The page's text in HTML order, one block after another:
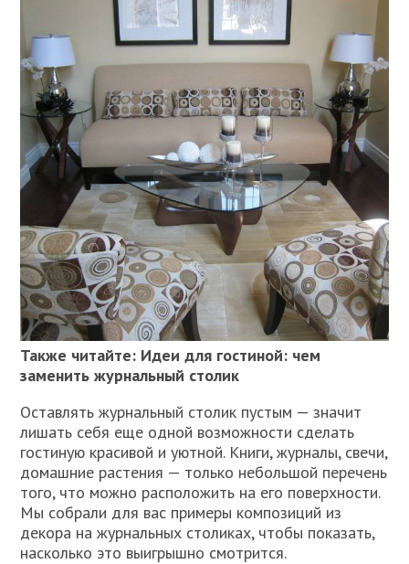
Также читайте: Идеи для гостиной: чем
заменить журнальный столик
Оставлять журнальный столик пустым — значит
лишать себя еще одной возможности сделать
гостиную красивой и уютной. Книги, журналы, свечи,
домашние растения — только небольшой перечень
того, что можно расположить на его поверхности.
Мы собрали для вас примеры композиций из
декора на журнальных столиках, чтобы показать,
насколько это выигрышно смотрится.